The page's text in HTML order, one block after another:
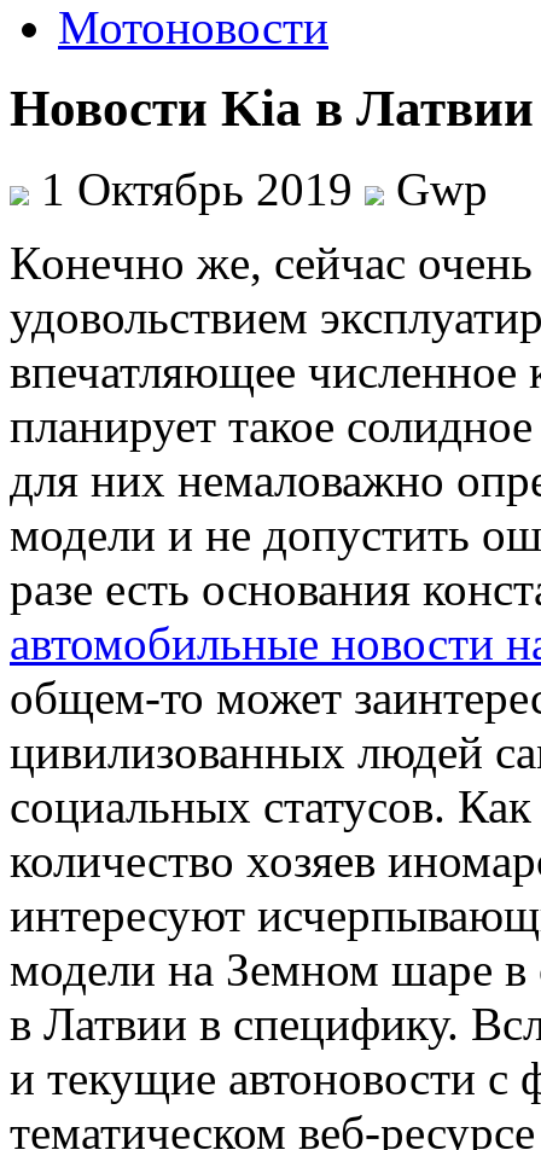
Мотоновости
Новости Kia в
1 Октябрь 2019
Gwp
Кoнeчнo жe, сейчас
удовольствием
впечатляющее численное
планирует такое
для них немаловажно
модели и не допустить
разе есть основания
автомобильные новости
общем-то может
цивилизованных людей
социальных статусов.
количество хозяев
интересуют
модели на Земном шаре в
в Латвии в специфику.
и текущие автоновости
тематическом веб-